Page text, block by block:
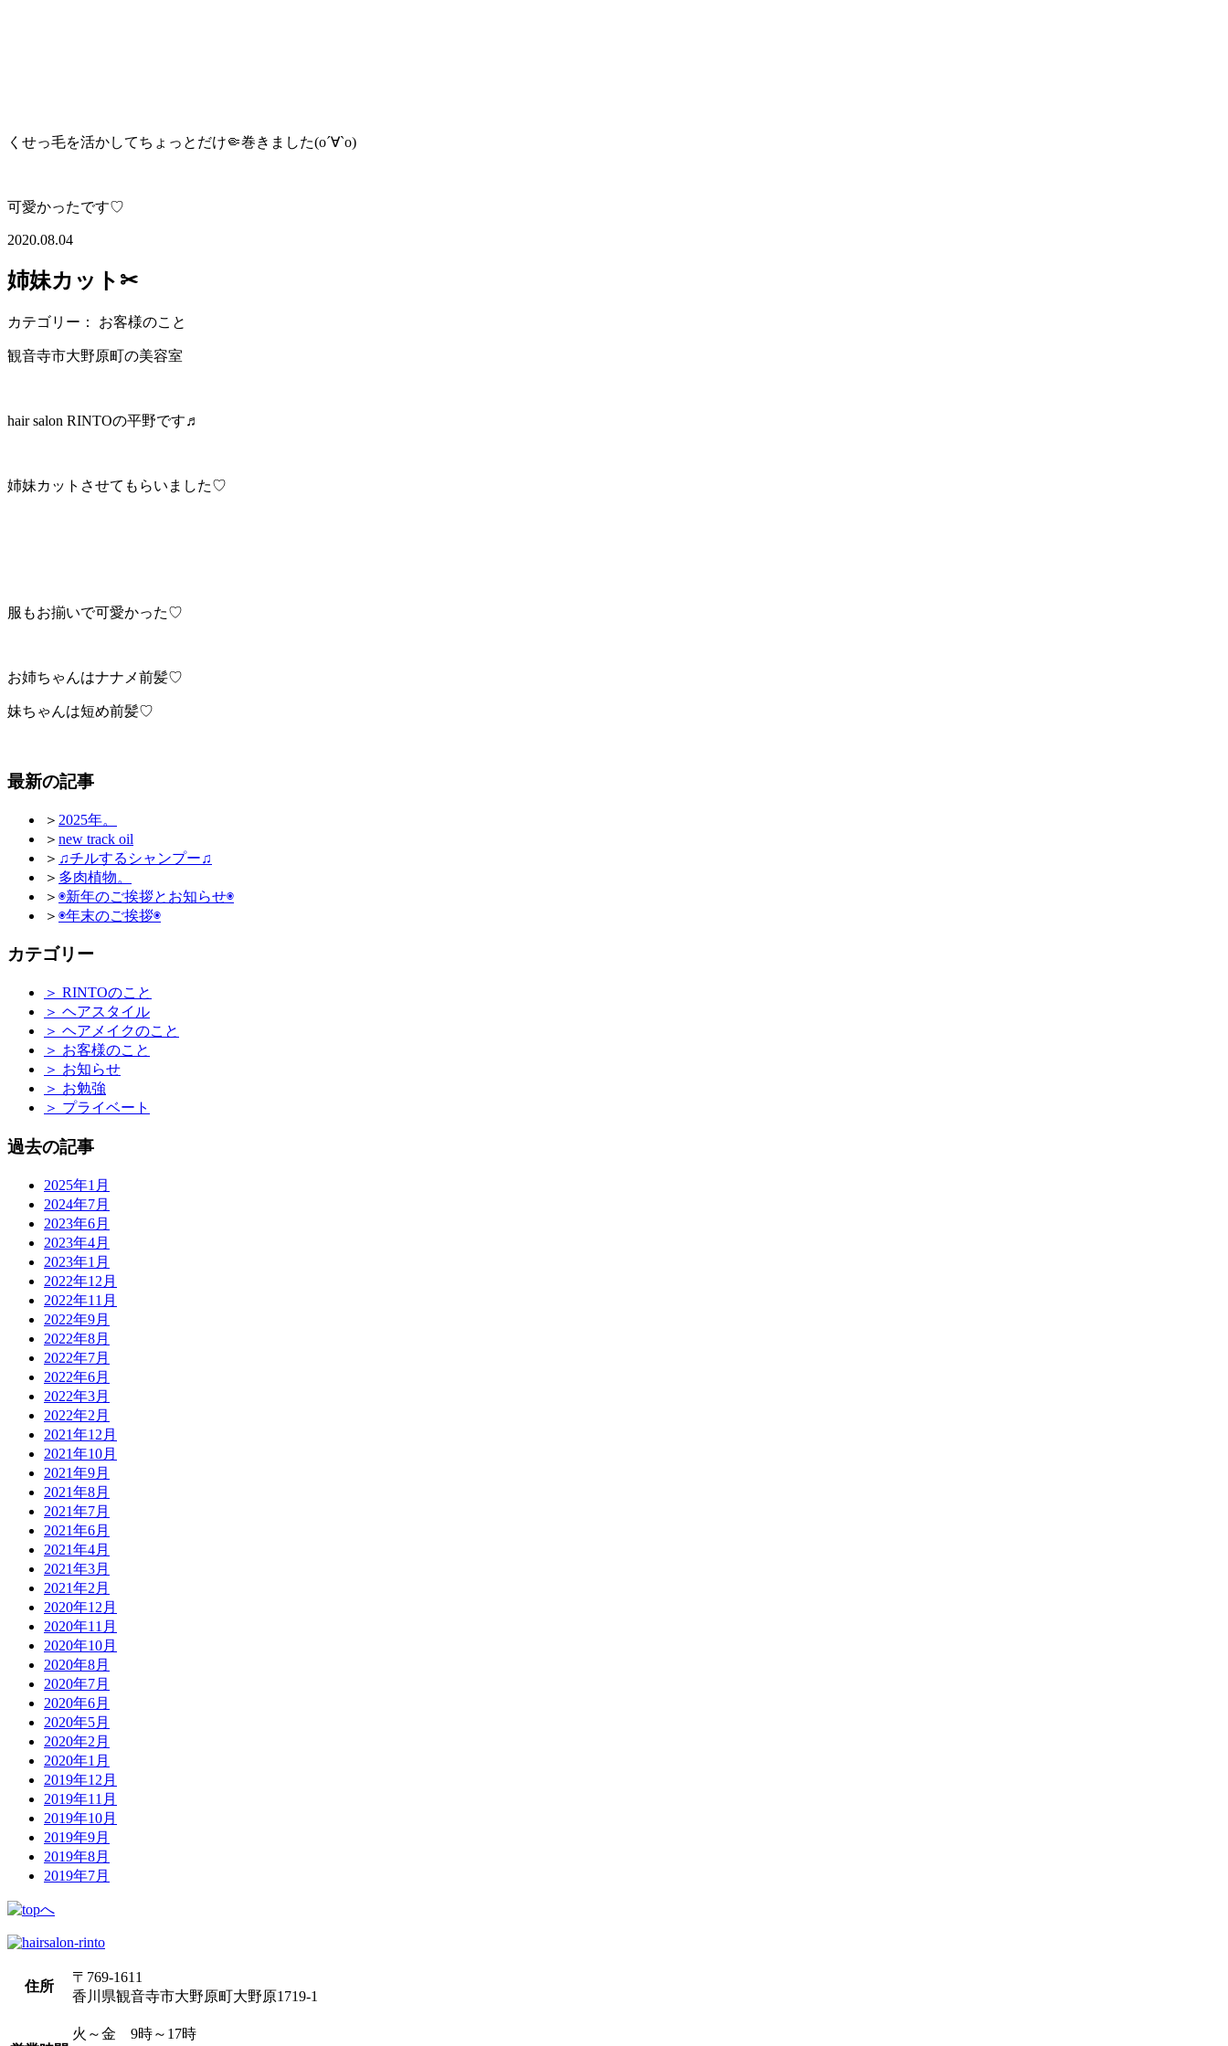
くせっ毛を活かしてちょっとだけ🤏巻きました(о´∀`о)
可愛かったです♡
2020.08.04
姉妹カット✂︎
カテゴリー： お客様のこと
観音寺市大野原町の美容室
hair salon RINTOの平野です♬
姉妹カットさせてもらいました♡
服もお揃いで可愛かった♡
お姉ちゃんはナナメ前髪♡
妹ちゃんは短め前髪♡
最新の記事
＞ 2025年。
＞ new track oil
＞ ♫チルするシャンプー♫
＞ 多肉植物。
＞ ◉新年のご挨拶とお知らせ◉
＞ ◉年末のご挨拶◉
カテゴリー
＞ RINTOのこと
＞ ヘアスタイル
＞ ヘアメイクのこと
＞ お客様のこと
＞ お知らせ
＞ お勉強
＞ プライベート
過去の記事
2025年1月
2024年7月
2023年6月
2023年4月
2023年1月
2022年12月
2022年11月
2022年9月
2022年8月
2022年7月
2022年6月
2022年3月
2022年2月
2021年12月
2021年10月
2021年9月
2021年8月
2021年7月
2021年6月
2021年4月
2021年3月
2021年2月
2020年12月
2020年11月
2020年10月
2020年8月
2020年7月
2020年6月
2020年5月
2020年2月
2020年1月
2019年12月
2019年11月
2019年10月
2019年9月
2019年8月
2019年7月
住所
〒769-1611
香川県観音寺市大野原町大野原1719-1
火～金 9時～17時